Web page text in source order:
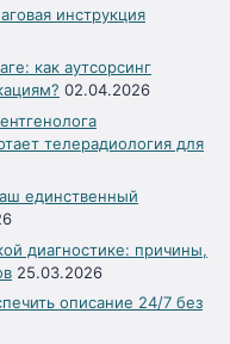
инструкция
как аутсорсинг
02.04.2026
телерадиология для
единственный
диагностике: причины,
25.03.2026
описание 24/7 без